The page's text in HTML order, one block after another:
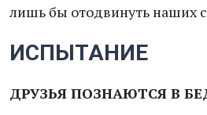
лишь бы отодвинуть наших
ИСПЫТАНИЕ
ДРУЗЬЯ ПОЗНАЮТСЯ В